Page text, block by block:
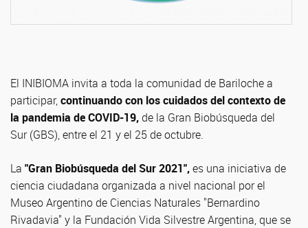
El INIBIOMA invita a toda la comunidad de Bariloche a
participar,continuando con los cuidados del contexto de
la pandemia de COVID-19,de la Gran Biobúsqueda del
Sur (GBS), entre el 21 y el 25 de octubre.
La "Gran Biobúsqueda del Sur 2021",es una iniciativa de
ciencia ciudadana organizada a nivel nacional por el
Museo Argentino de Ciencias Naturales "Bernardino
Rivadavia" y la Fundación Vida Silvestre Argentina, que se